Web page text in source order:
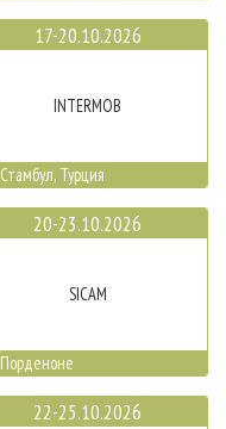
17-20.10.2026
INTERMOB
Стамбул, Турция
20-23.10.2026
SICAM
Порденоне
22-25.10.2026